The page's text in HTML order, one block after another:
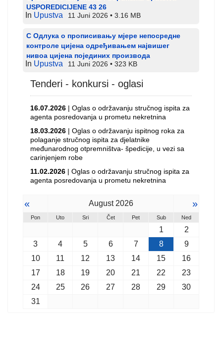
USPOREDICIJENE 43 26
In Upustva 11 Juni 2026 3.16 MB
С Одлука о прописивању мјере непосредне
контроле цијена одређивањем највишег
нивоа цијена појединих производа
In Upustva 11 Juni 2026 323 KB
Tenderi - konkursi - oglasi
16.07.2026 | Oglas o održavanju stručnog ispita za
agenta posredovanja u prometu nekretnina
18.03.2026 | Oglas o održavanju ispitnog roka za
polaganje stručnog ispita za djelatnike
međunarodnog otpremništva- špedicije, u vezi sa
carinjenjem robe
11.02.2026 | Oglas o održavanju stručnog ispita za
agenta posredovanja u prometu nekretnina
« August 2026 »
Pon Uto Sri Čet Pet Sub Ned
1
2
3
4 5 6 7 8
9
10
11 12 13 14 15
16
17
18 19 20 21 22
23
24
25 26 27 28 29
30
31